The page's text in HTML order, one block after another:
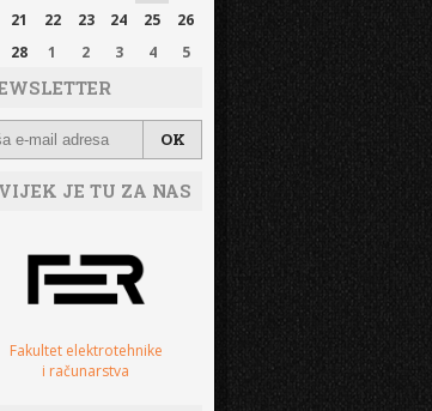
21 22 23 24 25
26
28 1 2 3 4 5
JE TU ZA NAS
Fakultet elektrotehnike
i računarstva